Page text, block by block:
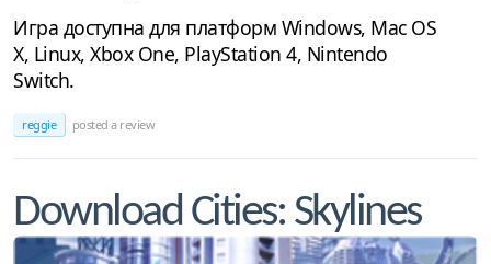
Игра доступна для платформ Windows, Mac OS
X, Linux, Xbox One, PlayStation 4, Nintendo
Switch.
reggie posted a review
Download Cities: Skylines